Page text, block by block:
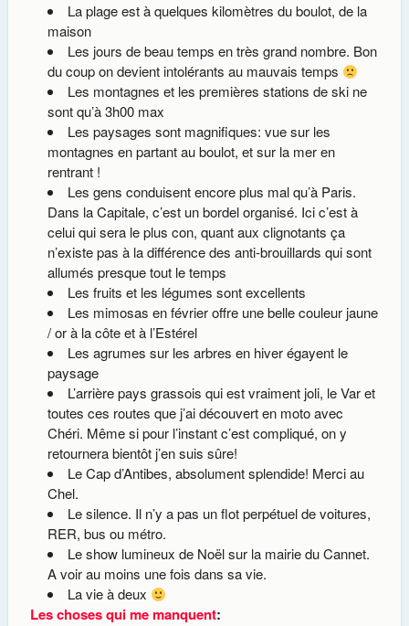
La plage est à quelques kilomètres du boulot, de la
maison
Les jours de beau temps en très grand nombre. Bon
du coup on devient intolérants au mauvais temps
Les montagnes et les premières stations de ski ne
sont qu’à 3h00 max
Les paysages sont magnifiques: vue sur les
montagnes en partant au boulot, et sur la mer en
rentrant !
Les gens conduisent encore plus mal qu’à Paris.
Dans la Capitale, c’est un bordel organisé. Ici c’est à
celui qui sera le plus con, quant aux clignotants ça
n’existe pas à la différence des anti-brouillards qui sont
allumés presque tout le temps
Les fruits et les légumes sont excellents
Les mimosas en février offre une belle couleur jaune
/ or à la côte et à l’Estérel
Les agrumes sur les arbres en hiver égayent le
paysage
L’arrière pays grassois qui est vraiment joli, le Var et
toutes ces routes que j’ai découvert en moto avec
Chéri. Même si pour l’instant c’est compliqué, on y
retournera bientôt j’en suis sûre!
Le Cap d’Antibes, absolument splendide! Merci au
Chel.
Le silence. Il n’y a pas un flot perpétuel de voitures,
RER, bus ou métro.
Le show lumineux de Noël sur la mairie du Cannet.
A voir au moins une fois dans sa vie.
La vie à deux
Les choses qui me manquent: